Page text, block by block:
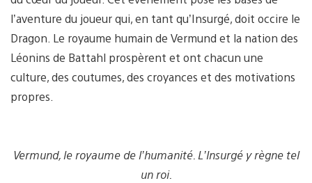
l’aventure du joueur qui, en tant qu’Insurgé, doit occire le
Dragon. Le royaume humain de Vermund et la nation des
Léonins de Battahl prospèrent et ont chacun une
culture, des coutumes, des croyances et des motivations
propres.
Vermund, le royaume de l’humanité. L’Insurgé y règne tel
un roi.